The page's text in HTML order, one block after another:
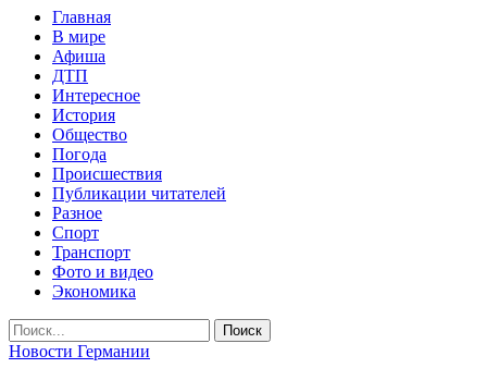
Главная
В мире
Афиша
ДТП
Интересное
История
Общество
Погода
Происшествия
Публикации читателей
Разное
Спорт
Транспорт
Фото и видео
Экономика
Новости Германии